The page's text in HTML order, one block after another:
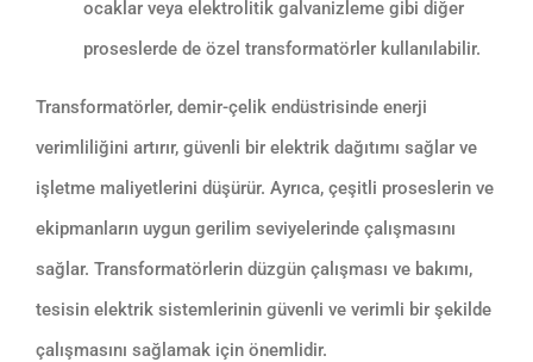
ocaklar veya elektrolitik galvanizleme gibi diğer
proseslerde de özel transformatörler kullanılabilir.
Transformatörler, demir-çelik endüstrisinde enerji
verimliliğini artırır, güvenli bir elektrik dağıtımı sağlar ve
işletme maliyetlerini düşürür. Ayrıca, çeşitli proseslerin ve
ekipmanların uygun gerilim seviyelerinde çalışmasını
sağlar. Transformatörlerin düzgün çalışması ve bakımı,
tesisin elektrik sistemlerinin güvenli ve verimli bir şekilde
çalışmasını sağlamak için önemlidir.